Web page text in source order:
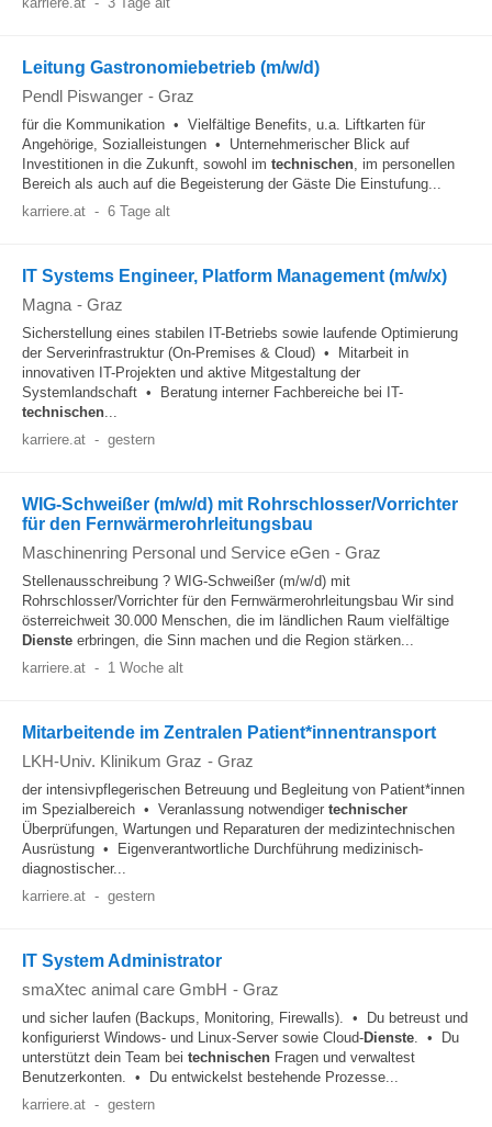
Leitung Gastronomiebetrieb (m/w/d)
Pendl Piswanger - Graz
für die Kommunikation • Vielfältige Benefits, u.a. Liftkarten für
Angehörige, Sozialleistungen • Unternehmerischer Blick auf
Investitionen in die Zukunft, sowohl im technischen, im personellen
Bereich als auch auf die Begeisterung der Gäste Die Einstufung...
karriere.at - 6 Tage alt
IT Systems Engineer, Platform Management (m/w/x)
Magna - Graz
Sicherstellung eines stabilen IT-Betriebs sowie laufende Optimierung
der Serverinfrastruktur (On-Premises & Cloud) • Mitarbeit in
innovativen IT-Projekten und aktive Mitgestaltung der
Systemlandschaft • Beratung interner Fachbereiche bei IT-
technischen...
karriere.at - gestern
WIG-Schweißer (m/w/d) mit Rohrschlosser/Vorrichter
für den Fernwärmerohrleitungsbau
Maschinenring Personal und Service eGen - Graz
Stellenausschreibung ? WIG-Schweißer (m/w/d) mit
Rohrschlosser/Vorrichter für den Fernwärmerohrleitungsbau Wir sind
österreichweit 30.000 Menschen, die im ländlichen Raum vielfältige
Dienste erbringen, die Sinn machen und die Region stärken...
karriere.at - 1 Woche alt
Mitarbeitende im Zentralen Patient*innentransport
LKH-Univ. Klinikum Graz - Graz
der intensivpflegerischen Betreuung und Begleitung von Patient*innen
im Spezialbereich • Veranlassung notwendiger technischer
Überprüfungen, Wartungen und Reparaturen der medizintechnischen
Ausrüstung • Eigenverantwortliche Durchführung medizinisch-
diagnostischer...
karriere.at - gestern
IT System Administrator
smaXtec animal care GmbH - Graz
und sicher laufen (Backups, Monitoring, Firewalls). • Du betreust und
konfigurierst Windows- und Linux-Server sowie Cloud-Dienste. • Du
unterstützt dein Team bei technischen Fragen und verwaltest
Benutzerkonten. • Du entwickelst bestehende Prozesse...
karriere.at - gestern